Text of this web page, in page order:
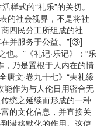
式的“礼乐”的关切。
的社会视界，不是将社
四民分工所组成的社
并服务于公益。”[③]
。”《礼记·乐记》：“乐
，乃是置根于人内在的情
唐文·卷九十七》“夫礼缘
能作为与人伦日用密合无
统之延续而形成的一种
的文化信息，并直接关
潜移默化的作用。这使